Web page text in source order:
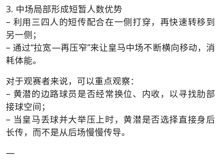
3. 中场局部形成短暂人数优势
– 利用三四人的短传配合在一侧打穿，再快速转移到
另一侧；
– 通过“拉宽—再压窄”来让皇马中场不断横向移动，消
耗体能。
对于观赛者来说，可以重点观察：
– 黄潜的边路球员是否经常换位、内收，以寻找肋部
接球空间；
– 当皇马丢球并大举压上时，黄潜是否选择直接身后
长传，而不是从后场慢慢传导。
—